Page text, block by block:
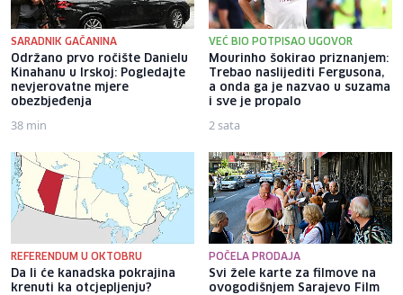
SARADNIK GAČANINA
Održano prvo ročište Danielu
Kinahanu u Irskoj: Pogledajte
nevjerovatne mjere
obezbjeđenja
38 min
VEĆ BIO POTPISAO UGOVOR
Mourinho šokirao priznanjem:
Trebao naslijediti Fergusona,
a onda ga je nazvao u suzama
i sve je propalo
2 sata
REFERENDUM U OKTOBRU
Da li će kanadska pokrajina
krenuti ka otcjepljenju?
POČELA PRODAJA
Svi žele karte za filmove na
ovogodišnjem Sarajevo Film